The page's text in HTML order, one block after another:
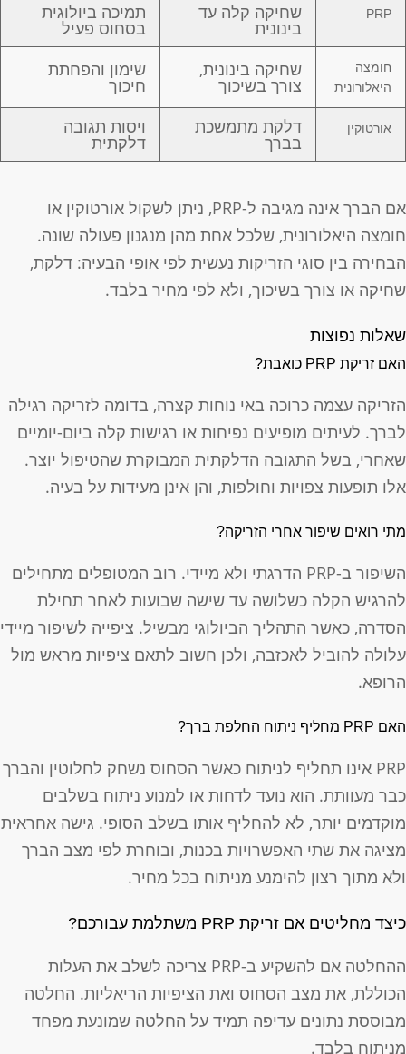
PRP שחיקה קלה עד
בינונית
תמיכה ביולוגית
בסחוס פעיל
חומצה
היאלורונית
שחיקה בינונית,
צורך בשיכוך
שימון והפחתת
חיכוך
אורטוקין דלקת מתמשכת
בברך
ויסות תגובה
דלקתית
אם הברך אינה מגיבה ל-PRP, ניתן לשקול אורטוקין או
חומצה היאלורונית, שלכל אחת מהן מנגנון פעולה שונה.
הבחירה בין סוגי הזריקות נעשית לפי אופי הבעיה: דלקת,
שחיקה או צורך בשיכוך, ולא לפי מחיר בלבד.
שאלות נפוצות
האם זריקת PRP כואבת?
הזריקה עצמה כרוכה באי נוחות קצרה, בדומה לזריקה רגילה
לברך. לעיתים מופיעים נפיחות או רגישות קלה ביום-יומיים
שאחרי, בשל התגובה הדלקתית המבוקרת שהטיפול יוצר.
אלו תופעות צפויות וחולפות, והן אינן מעידות על בעיה.
מתי רואים שיפור אחרי הזריקה?
השיפור ב-PRP הדרגתי ולא מיידי. רוב המטופלים מתחילים
להרגיש הקלה כשלושה עד שישה שבועות לאחר תחילת
הסדרה, כאשר התהליך הביולוגי מבשיל. ציפייה לשיפור מיידי
עלולה להוביל לאכזבה, ולכן חשוב לתאם ציפיות מראש מול
הרופא.
האם PRP מחליף ניתוח החלפת ברך?
PRP אינו תחליף לניתוח כאשר הסחוס נשחק לחלוטין והברך
כבר מעוותת. הוא נועד לדחות או למנוע ניתוח בשלבים
מוקדמים יותר, לא להחליף אותו בשלב הסופי. גישה אחראית
מציגה את שתי האפשרויות בכנות, ובוחרת לפי מצב הברך
ולא מתוך רצון להימנע מניתוח בכל מחיר.
כיצד מחליטים אם זריקת PRP משתלמת עבורכם?
ההחלטה אם להשקיע ב-PRP צריכה לשלב את העלות
הכוללת, את מצב הסחוס ואת הציפיות הריאליות. החלטה
מבוססת נתונים עדיפה תמיד על החלטה שמונעת מפחד
מניתוח בלבד.